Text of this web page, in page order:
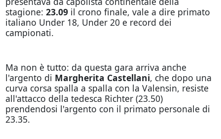
stagione: 23.09il crono finale, vale a dire primato
italiano Under 18, Under 20 e record dei
campionati.
Ma non è tutto: da questa gara arriva anche
l'argento di Margherita Castellani, che dopo una
curva corsa spalla a spalla con la Valensin, resiste
all'attacco della tedesca Richter (23.50)
prendendosi l'argento con il primato personale di
23.35.